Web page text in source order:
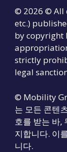
© 2026 © All
etc.)
by copyright
strictly
legal
© Mobility
는 모든 콘텐
호를 받는 바,
지합니다. 이
니다.